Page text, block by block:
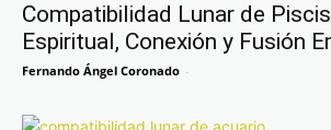
Compatibilidad Lunar de
Espiritual, Conexión y Fusión
Fernando Ángel Coronado -